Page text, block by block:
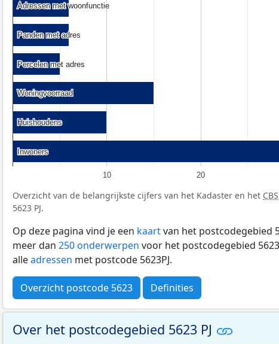
10 20
Adressen met woonfunctie
Adressen met woonfunctie
Panden met adres
Panden met adres
Percelen met adres
Percelen met adres
Woningvoorraad
Woningvoorraad
Huishoudens
Huishoudens
Inwoners
Inwoners
Overzicht van de belangrijkste cijfers van het Kadaster en het CBS
5623 PJ.
Op deze pagina vind je een kaartvan het postcodegebied
meer dan 250 onderwerpen voor het postcodegebied
alleadressen met postcode 5623PJ.
Overzicht postcode 5623 Definities
Over het postcodegebied 5623 PJ